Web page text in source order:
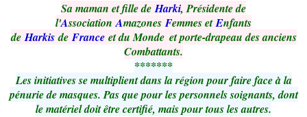
Sa maman et fille deHarki, Présidente de
l'AssociationAmazonesFemmes etEnfants
deHarkisdeFranceet du Monde et porte-drapeau des anciens
Combattants.
*******
Les initiatives se multiplient dans la région pour faire face à la
pénurie de masques. Pas que pour les personnels soignants, dont
le matériel doit être certifié, mais pour tous les autres.